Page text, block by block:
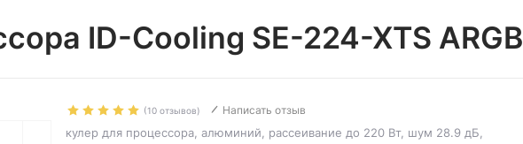
ID-Cooling SE-224-XTS ARGB
(10 отзывов) Написать отзыв
кулер для процессора, алюминий, рассеивание до 220 Вт, шум 28.9 дБ,